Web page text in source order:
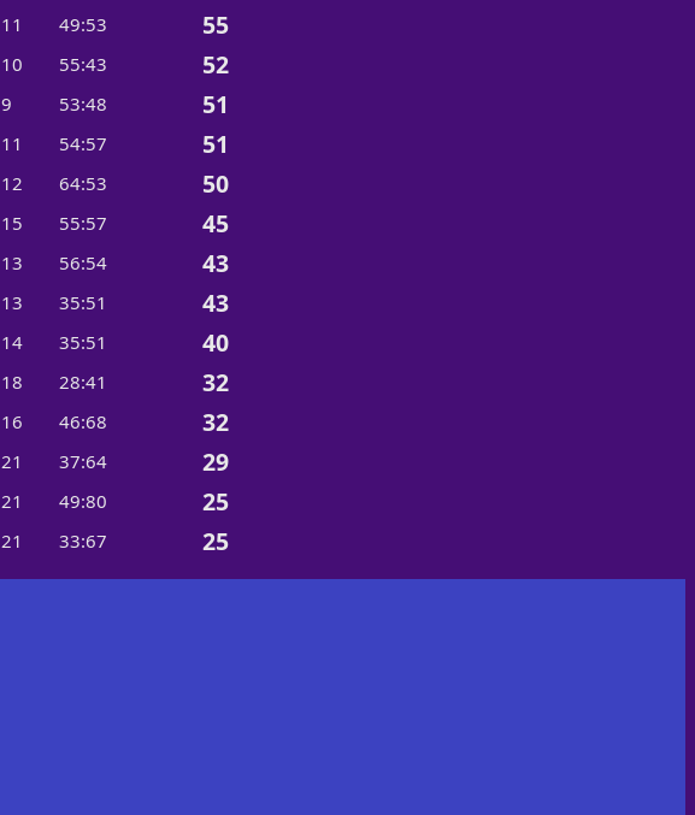
11 49:53 55
10 55:43 52
9 53:48 51
11 54:57 51
12 64:53 50
15 55:57 45
13 56:54 43
13 35:51 43
14 35:51 40
18 28:41 32
16 46:68 32
21 37:64 29
21 49:80 25
21 33:67 25